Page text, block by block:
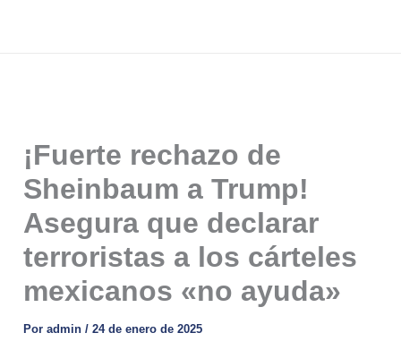
¡Fuerte rechazo de
Sheinbaum a Trump!
Asegura que declarar
terroristas a los cárteles
mexicanos «no ayuda»
Poradmin/24 de enero de 2025